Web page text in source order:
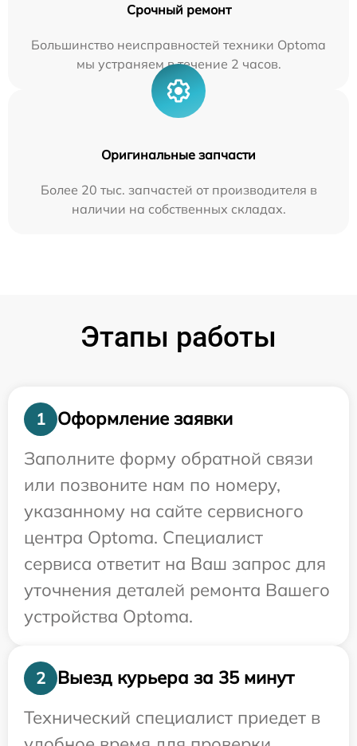
Срочный ремонт
Большинство неисправностей техники Optoma
мы устраняем в течение 2 часов.
Оригинальные запчасти
Более 20 тыс. запчастей от производителя в
наличии на собственных складах.
Этапы работы
1
Оформление заявки
Заполните форму обратной связи
или позвоните нам по номеру,
указанному на сайте сервисного
центра Optoma. Специалист
сервиса ответит на Ваш запрос для
уточнения деталей ремонта Вашего
устройства Optoma.
2
Выезд курьера за 35 минут
Технический специалист приедет в